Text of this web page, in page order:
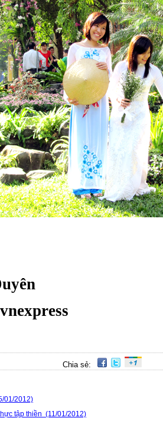
Chia sẻ:
01/2012)
tập thiền (11/01/2012)